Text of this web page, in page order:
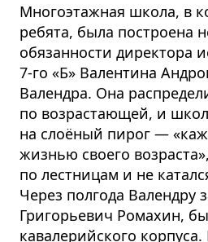
Многоэтажная школа, в
ребята, была построена
обязанности директора
7-го «Б» Валентина
Валендра. Она
по возрастающей, и
на слоёный пирог —
жизнью своего
по лестницам и не
Через полгода Валендру
Григорьевич Ромахин,
кавалерийского